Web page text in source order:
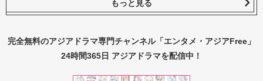
もっと見る
完全無料のアジアドラマ専門チャンネル「エンタメ・アジアFree」
24時間365日 アジアドラマを配信中！